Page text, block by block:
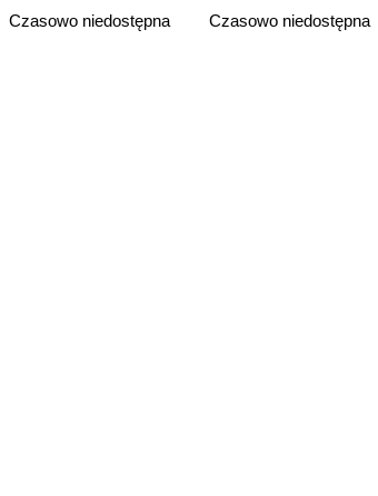
Czasowo niedostępna Czasowo niedostępna